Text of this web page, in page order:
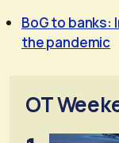
BoG to banks:
the pandemic
OT